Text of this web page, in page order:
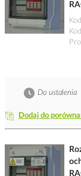
Kod
Dodaj do
Do ustalenia